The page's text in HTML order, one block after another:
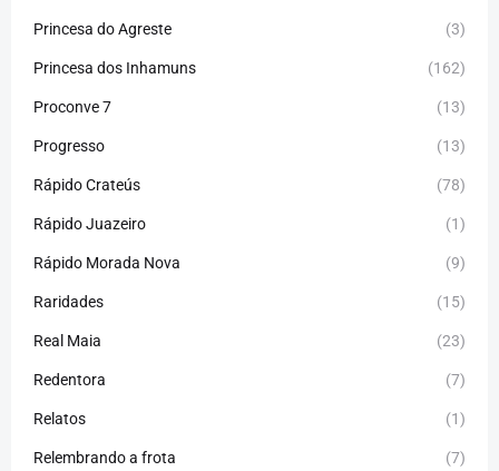
Princesa do Agreste (3)
Princesa dos Inhamuns (162)
Proconve 7 (13)
Progresso (13)
Rápido Crateús (78)
Rápido Juazeiro (1)
Rápido Morada Nova (9)
Raridades (15)
Real Maia (23)
Redentora (7)
Relatos (1)
Relembrando a frota (7)